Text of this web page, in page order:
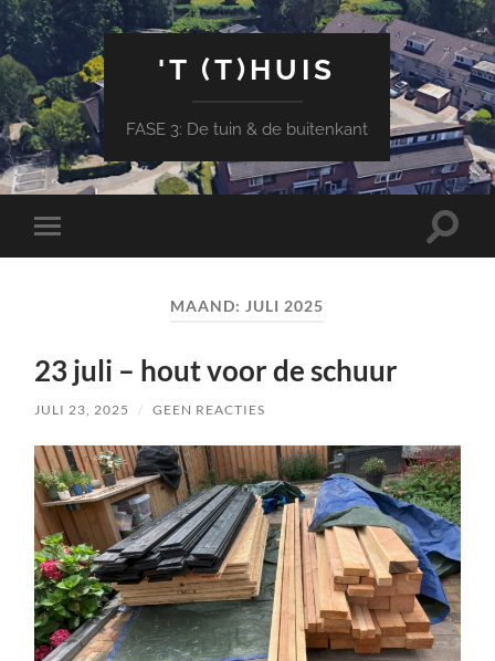
'T (T)HUIS
FASE 3: De tuin & de buitenkant
Toggle
mobiel
Toggle
MAAND: JULI 2025
23 juli – hout voor de schuur
JULI 23, 2025 / GEEN REACTIES